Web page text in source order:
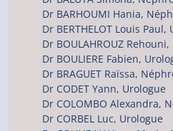
Dr BARHOUMI Hania,
Dr BERTHELOT Louis Paul,
Dr BOULAHROUZ Rehouni,
Dr BOULIERE Fabien,
Dr BRAGUET Raïssa,
Dr CODET Yann, Urologue
Dr COLOMBO Alexandra,
Dr CORBEL Luc, Urologue